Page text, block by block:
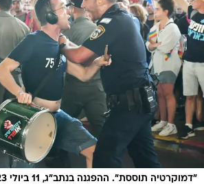
"דמוקרטיה תוססת". ההפגנה בנתב"ג, 11 ביולי 2023